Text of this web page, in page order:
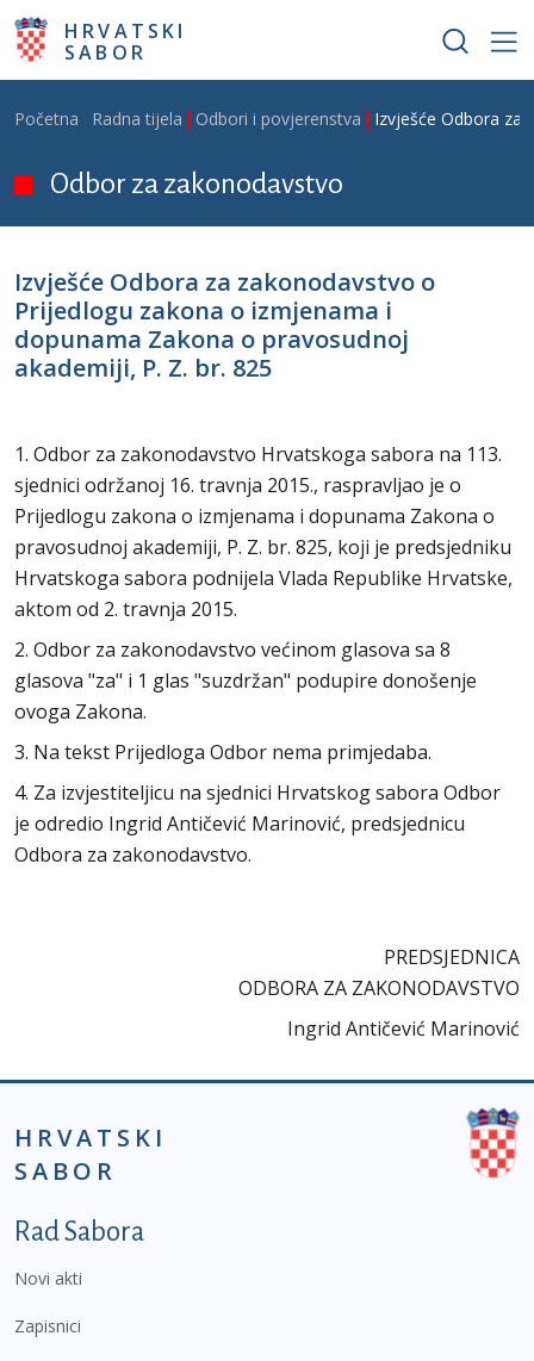
Skoči na glavni sadržaj
HRVATSKI
SABOR
Breadcrumb
Početna Radna tijela Odbori i povjerenstva Izvješće Odbora za
Odbor za zakonodavstvo
Izvješće Odbora za zakonodavstvo o
Prijedlogu zakona o izmjenama i
dopunama Zakona o pravosudnoj
akademiji, P. Z. br. 825
1. Odbor za zakonodavstvo Hrvatskoga sabora na 113.
sjednici održanoj 16. travnja 2015., raspravljao je o
Prijedlogu zakona o izmjenama i dopunama Zakona o
pravosudnoj akademiji, P. Z. br. 825, koji je predsjedniku
Hrvatskoga sabora podnijela Vlada Republike Hrvatske,
aktom od 2. travnja 2015.
2. Odbor za zakonodavstvo većinom glasova sa 8
glasova "za" i 1 glas "suzdržan" podupire donošenje
ovoga Zakona.
3. Na tekst Prijedloga Odbor nema primjedaba.
4. Za izvjestiteljicu na sjednici Hrvatskog sabora Odbor
je odredio Ingrid Antičević Marinović, predsjednicu
Odbora za zakonodavstvo.
PREDSJEDNICA
ODBORA ZA ZAKONODAVSTVO
Ingrid Antičević Marinović
HRVATSKI
SABOR
Podnožje prvi izbornik
Rad Sabora
Novi akti
Zapisnici